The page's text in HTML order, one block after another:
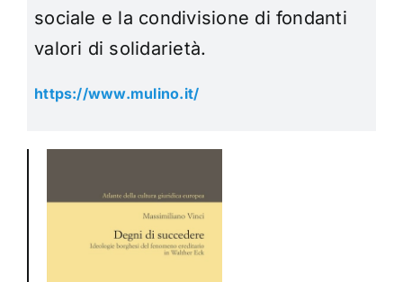
sociale e la condivisione di fondanti
valori di solidarietà.
https://www.mulino.it/